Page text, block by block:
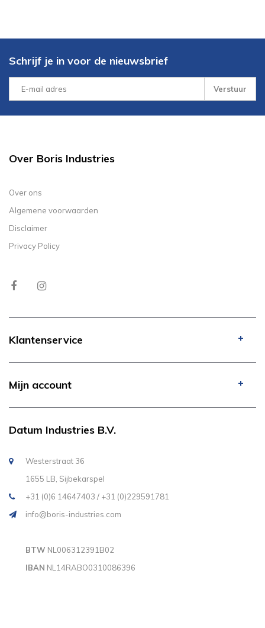
Schrijf je in voor de nieuwsbrief
Verstuur
Over Boris Industries
Over ons
Algemene voorwaarden
Disclaimer
Privacy Policy
Klantenservice
Mijn account
Datum Industries B.V.
Westerstraat 36
1655 LB, Sijbekarspel
+31 (0)6 14647403 / +31 (0)229591781
info@boris-industries.com
BTW NL006312391B02
IBAN NL14RABO0310086396